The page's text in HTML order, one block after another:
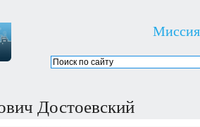
Миссия
Достоевский